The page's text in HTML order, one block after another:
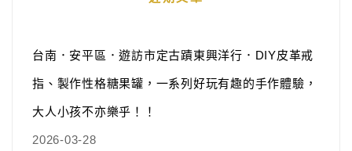
台南．安平區．遊訪市定古蹟東興洋行．DIY皮革戒
指、製作性格糖果罐，一系列好玩有趣的手作體驗，
大人小孩不亦樂乎！！
2026-03-28